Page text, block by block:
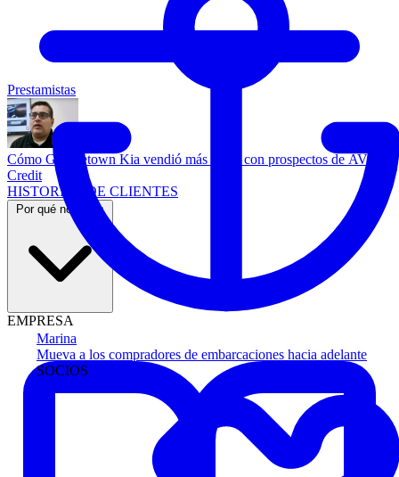
Marina
Mueva a los compradores de embarcaciones hacia adelante
SOCIOS
Prestamistas
Cómo Georgetown Kia vendió más autos con prospectos de AVA
Credit
HISTORIAS DE CLIENTES
Por qué nosotros
EMPRESA